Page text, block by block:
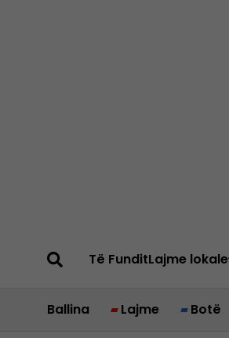
Të FunditLajme lokale
Ballina Lajme Botë